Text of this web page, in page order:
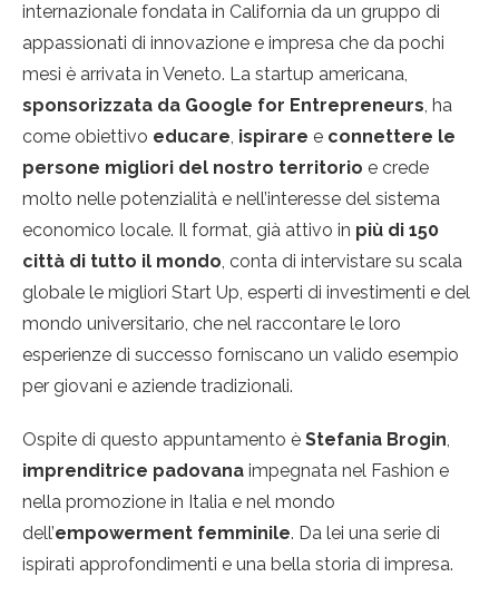
internazionale fondata in California da un gruppo di
appassionati di innovazione e impresa che da pochi
mesi è arrivata in Veneto. La startup americana,
sponsorizzata da Google for Entrepreneurs, ha
come obiettivo educare, ispirare e connettere le
persone migliori del nostro territorio e crede
molto nelle potenzialità e nell’interesse del sistema
economico locale. Il format, già attivo in più di 150
città di tutto il mondo, conta di intervistare su scala
globale le migliori Start Up, esperti di investimenti e del
mondo universitario, che nel raccontare le loro
esperienze di successo forniscano un valido esempio
per giovani e aziende tradizionali.
Ospite di questo appuntamento è Stefania Brogin,
imprenditrice padovana impegnata nel Fashion e
nella promozione in Italia e nel mondo
dell’empowerment femminile. Da lei una serie di
ispirati approfondimenti e una bella storia di impresa.